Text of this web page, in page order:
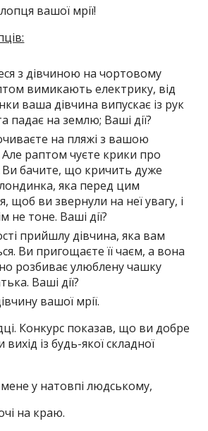
вашої мрії!
з дівчиною на чортовому
вимикають електрику, від
ваша дівчина випускає із рук
падає на землю; Ваші дії?
на пляжі з вашою
раптом чуєте крики про
бачите, що кричить дуже
яка перед цим
щоб ви звернули на неї увагу, і
не тоне. Ваші дії?
прийшлу дівчина, яка вам
Ви пригощаєте її чаєм, а вона
розбиває улюблену чашку
Ваші дії?
вашої мрії.
Конкурс показав, що ви добре
із будь-якої складної
у натовпі людському,
на краю.